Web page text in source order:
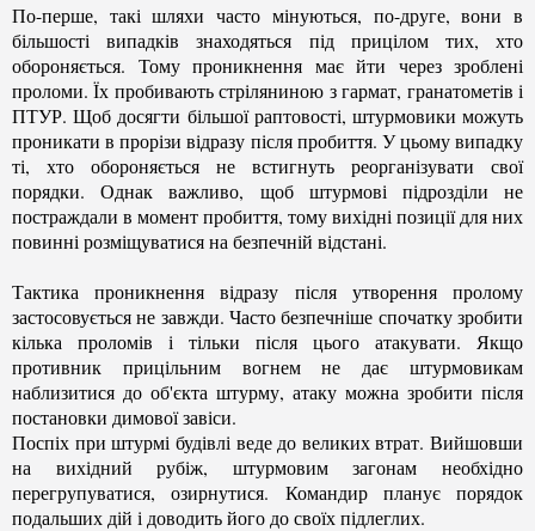
По-перше, такі шляхи часто мінуються, по-друге, вони в
більшості випадків знаходяться під прицілом тих, хто
обороняється. Тому проникнення має йти через зроблені
проломи. Їх пробивають стріляниною з гармат, гранатометів і
ПТУР. Щоб досягти більшої раптовості, штурмовики можуть
проникати в прорізи відразу після пробиття. У цьому випадку
ті, хто обороняється не встигнуть реорганізувати свої
порядки. Однак важливо, щоб штурмові підрозділи не
постраждали в момент пробиття, тому вихідні позиції для них
повинні розміщуватися на безпечній відстані.
Тактика проникнення відразу після утворення пролому
застосовується не завжди. Часто безпечніше спочатку зробити
кілька проломів і тільки після цього атакувати. Якщо
противник прицільним вогнем не дає штурмовикам
наблизитися до об'єкта штурму, атаку можна зробити після
постановки димової завіси.
Поспіх при штурмі будівлі веде до великих втрат. Вийшовши
на вихідний рубіж, штурмовим загонам необхідно
перегрупуватися, озирнутися. Командир планує порядок
подальших дій і доводить його до своїх підлеглих.